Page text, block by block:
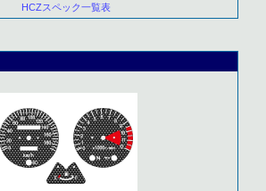
HCZスペック一覧表